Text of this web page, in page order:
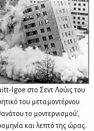
Igoe στο Σεντ Λού­ις του
του με­τα­μο­ντέρ­νου
το μο­ντερ­νι­σμού’,
και λε­πτό της ώρας.